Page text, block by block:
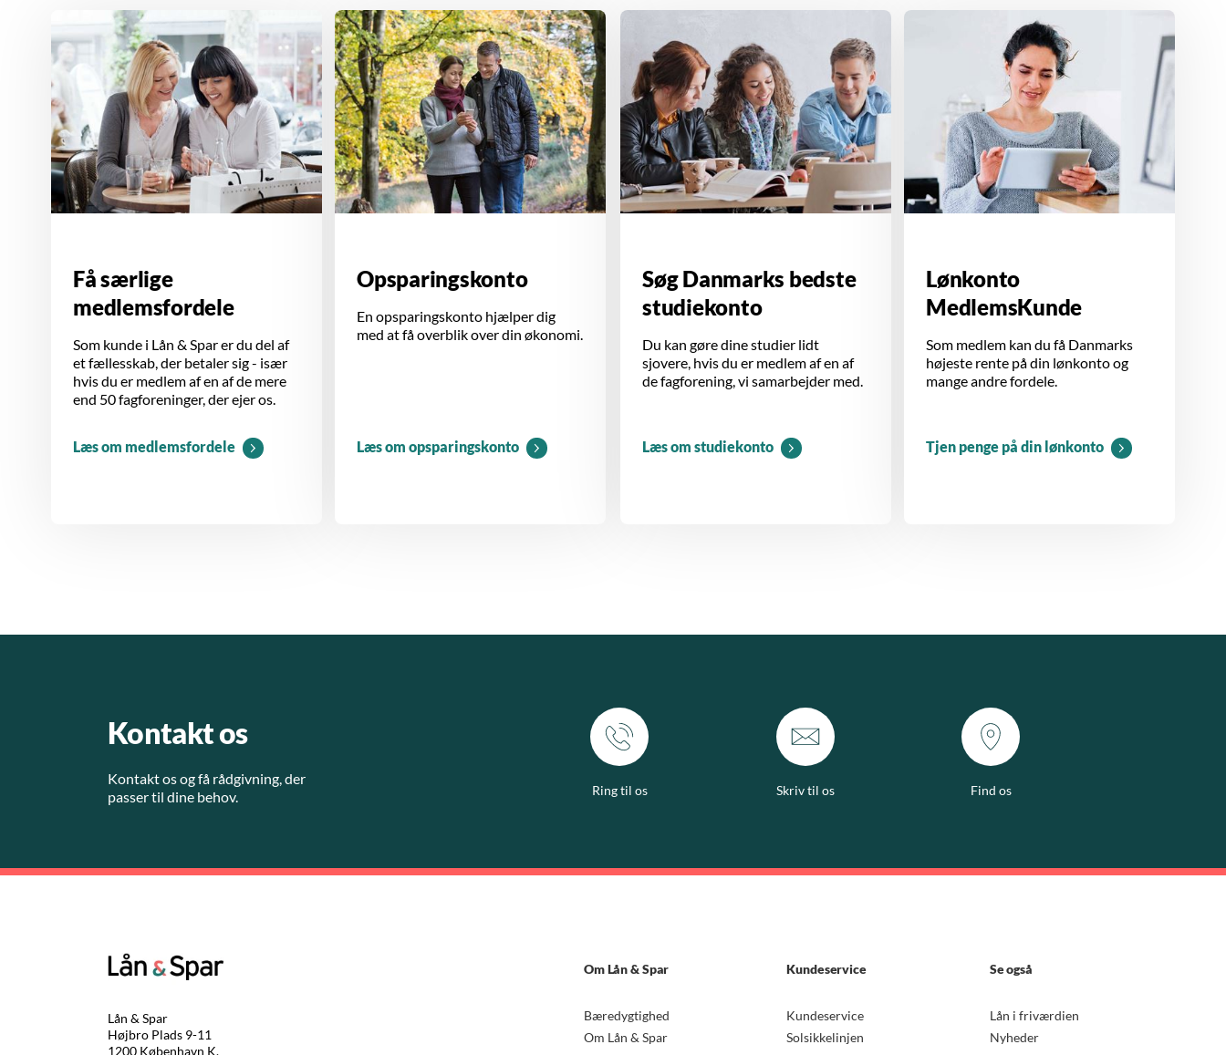
Få særlige
medlemsfordele
Som kunde i Lån & Spar er du del af
et fællesskab, der betaler sig - især
hvis du er medlem af en af de mere
end 50 fagforeninger, der ejer os.
Læs om medlemsfordele
Opsparingskonto
En opsparingskonto hjælper dig
med at få overblik over din økonomi.
Læs om opsparingskonto
Søg Danmarks bedste
studiekonto
Du kan gøre dine studier lidt
sjovere, hvis du er medlem af en af
de fagforening, vi samarbejder med.
Læs om studiekonto
Lønkonto
MedlemsKunde
Som medlem kan du få Danmarks
højeste rente på din lønkonto og
mange andre fordele.
Tjen penge på din lønkonto
Kontakt os
Kontakt os og få rådgivning, der
passer til dine behov.
Ring til os Skriv til os Find os
Om Lån & Spar
Bæredygtighed
Om Lån & Spar
Kundeservice
Kundeservice
Solsikkelinjen
Se også
Lån i friværdien
Nyheder
Lån & Spar
Højbro Plads 9-11
1200 København K.